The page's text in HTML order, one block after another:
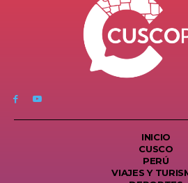
INICIO
CUSCO
PERÚ
VIAJES Y